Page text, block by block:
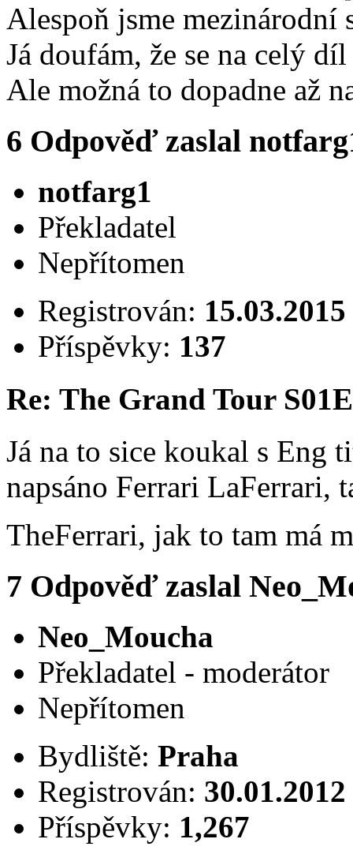
Alespoň jsme mezinárodní
Já doufám, že se na celý
Ale možná to dopadne až
6 Odpověď zaslal
notfarg1
Překladatel
Nepřítomen
Registrován: 15.03.2015
Příspěvky: 137
Re: The Grand Tour
Já na to sice koukal s Eng
napsáno Ferrari LaFerrari,
TheFerrari, jak to tam má
7 Odpověď zaslal
Neo_Moucha
Překladatel - moderátor
Nepřítomen
Bydliště: Praha
Registrován: 30.01.2012
Příspěvky: 1,267